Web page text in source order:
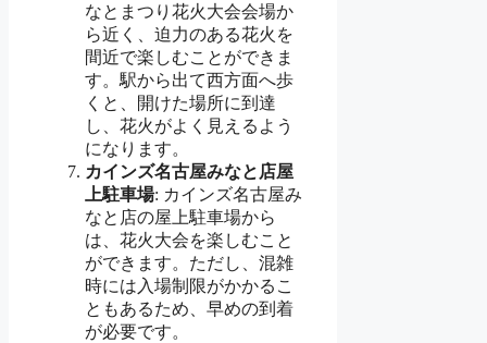
なとまつり花火大会会場か
ら近く、迫力のある花火を
間近で楽しむことができま
す。駅から出て西方面へ歩
くと、開けた場所に到達
し、花火がよく見えるよう
になります。
カインズ名古屋みなと店屋
上駐車場: カインズ名古屋み
なと店の屋上駐車場から
は、花火大会を楽しむこと
ができます。ただし、混雑
時には入場制限がかかるこ
ともあるため、早めの到着
が必要です。